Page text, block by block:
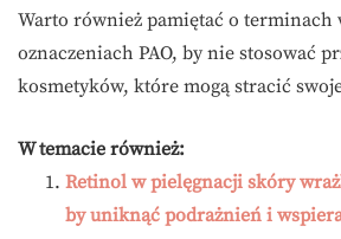
Warto również pamiętać o terminach
oznaczeniach PAO, by nie stosować
kosmetyków, które mogą stracić
W temacie również:
Retinol w pielęgnacji skóry
by uniknąć podrażnień i